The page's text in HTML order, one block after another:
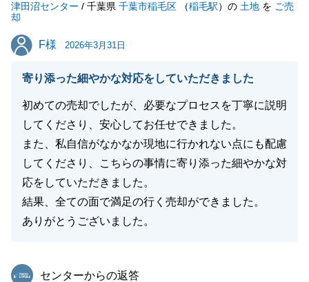
いります。
今後とも宜しくお願い申し上げます。
閉じる
津田沼センター / 千葉県 千葉市稲毛区 （稲毛駅）の 土地 を ご売
却
F様
F様 2026年3月31日
寄り添った細やかな対応をしていただきました
初めての売却でしたが、必要なプロセスを丁寧に説明
してくださり、安心してお任せできました。
また、私自信がなかなか現地に行かれない点にも配慮
してくださり、こちらの事情に寄り添った細やかな対
応をしていただきました。
結果、全ての面で満足の行く売却ができました。
ありがとうございました。
東急リバブル
センターからの返答